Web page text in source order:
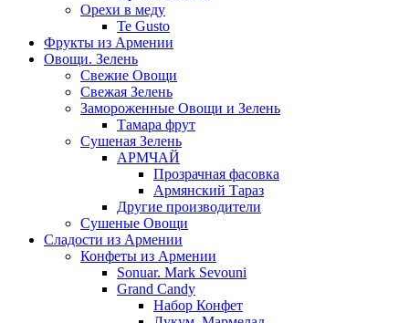
Орехи в меду
Te Gusto
Фрукты из Армении
Овощи. Зелень
Свежие Овощи
Свежая Зелень
Замороженные Овощи и Зелень
Тамара фрут
Сушеная Зелень
АРМЧАЙ
Прозрачная фасовка
Армянский Тараз
Другие производители
Сушеные Овощи
Сладости из Армении
Конфеты из Армении
Sonuar. Mark Sevouni
Grand Candy
Набор Конфет